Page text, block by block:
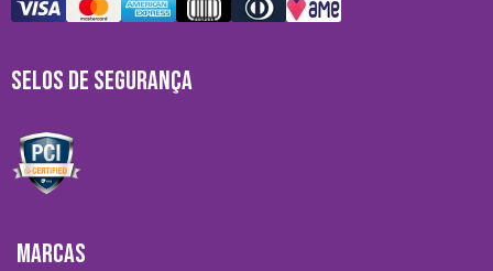
SELOS DE SEGURANÇA
MARCAS